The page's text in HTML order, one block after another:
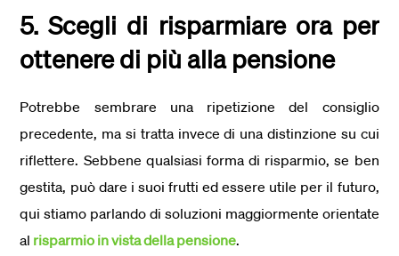
5. Scegli di risparmiare ora per
ottenere di più alla pensione
Potrebbe sembrare una ripetizione del consiglio
precedente, ma si tratta invece di una distinzione su cui
riflettere. Sebbene qualsiasi forma di risparmio, se ben
gestita, può dare i suoi frutti ed essere utile per il futuro,
qui stiamo parlando di soluzioni maggiormente orientate
al risparmio in vista della pensione.